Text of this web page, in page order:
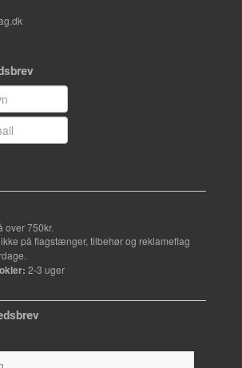
over 750kr.
på flagstænger, tilbehør og reklameflag
2-3 uger